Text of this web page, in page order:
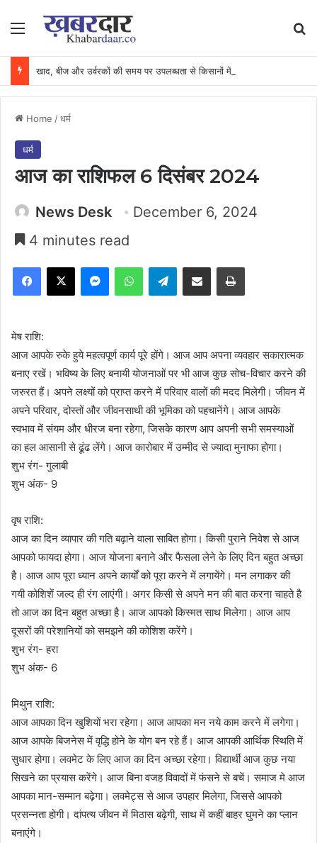
Menu
Home /धर्म
धर्म
आज का राशिफल 6 दिसंबर 2024
News Desk
December 6, 2024
4 minutes read
Facebook
X MessengerWhatsAppTelegramShare via Email Print
मेष राशि:
आज आपके रुके हुये महत्वपूर्ण कार्य पूरे होंगे। आज आप अपना व्यवहार सकारात्मक
बनाए रखें। भविष्य के लिए बनायी योजनाओं पर भी आज कुछ सोच-विचार करने की
जरुरत हैं। अपने लक्ष्यों को प्राप्त करने में परिवार वालों की मदद मिलेगी। जीवन में
अपने परिवार, दोस्तों और जीवनसाथी की भूमिका को पहचानेंगे। आज आपके
स्वभाव में संयम और धीरज बना रहेगा, जिसके कारण आप अपनी सभी समस्याओं
का हल आसानी से ढूंढ लेंगे। आज कारोबार में उम्मीद से ज्यादा मुनाफा होगा।
शुभ रंग- गुलाबी
शुभ अंक- 9
वृष राशि:
आज का दिन व्यापार की गति बढ़ाने वाला साबित होगा। किसी पुराने निवेश से आज
आपको फायदा होगा। आज योजना बनाने और फैसला लेने के लिए दिन बहुत अच्छा
है। आज आप पूरा ध्यान अपने कार्यों को पूरा करने में लगायेंगे। मन लगाकर की
गयी कोशिशें जल्द ही रंग लाएंगी। अगर किसी से अपने मन की बात करना चाहते है
तो आज का दिन बहुत अच्छा है। आज आपको किस्मत साथ मिलेगा। आज आप
दूसरों की परेशानियों को समझने की कोशिश करेंगे।
शुभ रंग- हरा
शुभ अंक- 6
मिथुन राशि:
आज आपका दिन खुशियों भरा रहेगा। आज आपका मन नये काम करने में लगेगा।
आज आपके बिजनेस में वृद्धि होने के योग बन रहे हैं। आज आपकी आर्थिक स्थिति में
सुधार होगा। लवमेट के लिए आज का दिन अच्छा रहेगा। विद्यार्थी आज कुछ नया
सिखने का प्रयास करेंगे। आज बिना वजह विवादों में फंसने से बचें। समाज मे आज
आपका मान-सम्मान बढ़ेगा। लवमेट्स से आज उपहार मिलेगा, जिससे आपको
प्रसन्नता होगी। दांपत्य जीवन में मिठास बढ़ेगी, साथ में कहीं बाहर घुमने का प्लान
बनाएंगे।